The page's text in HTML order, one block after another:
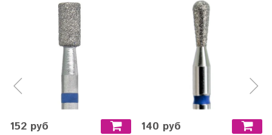
152 руб 140 руб